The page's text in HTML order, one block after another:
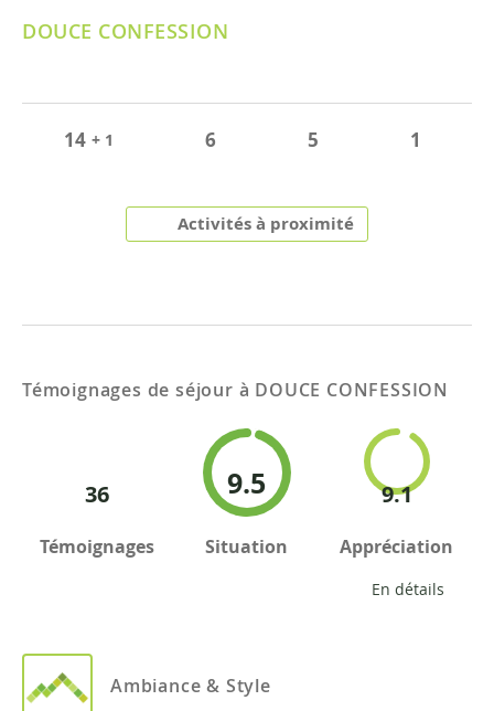
DOUCE CONFESSION
14 + 1 6 5 1
Activités à proximité
Témoignages de séjour à DOUCE CONFESSION
36
Témoignages
9.5
Situation
9.1
Appréciation
En détails
Ambiance & Style